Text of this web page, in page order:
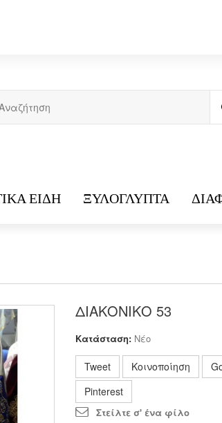
ΕΊΔΗ ΞΥΛΌΓΛΥΠΤΑ
ΔΙΑΚΟΝΙΚΟ 53
Κατάσταση: Νέο
Tweet Κοινοποίηση
Pinterest
Στείλτε σ' ένα φίλο